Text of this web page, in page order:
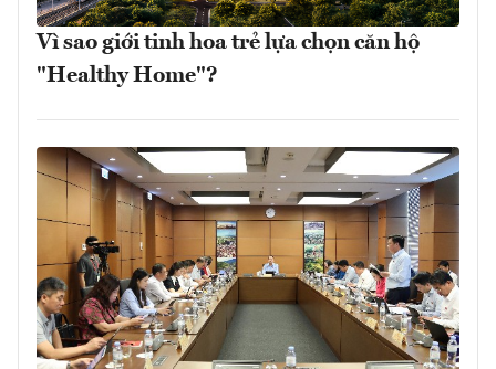
Vì sao giới tinh hoa trẻ lựa chọn căn hộ
"Healthy Home"?